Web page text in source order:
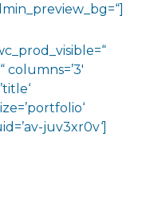
juv3xr0v‘]